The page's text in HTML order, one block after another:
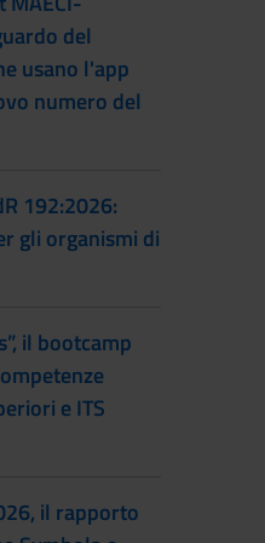
del
usano l'app
numero del
192:2026:
gli organismi di
il bootcamp
e ITS
il rapporto